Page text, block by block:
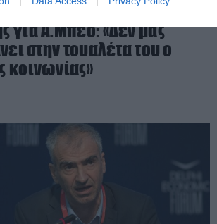
για Α.Μπέο: «Δεν μας
στην τουαλέτα του ο
κοινωνίας»